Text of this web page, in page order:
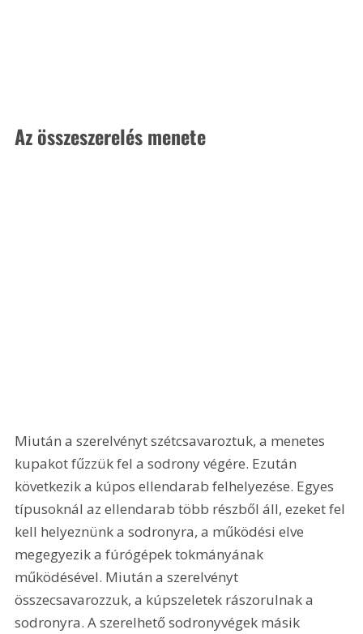
Az összeszerelés menete
Miután a szerelvényt szétcsavaroztuk, a menetes
kupakot fűzzük fel a sodrony végére. Ezután
következik a kúpos ellendarab felhelyezése. Egyes
típusoknál az ellendarab több részből áll, ezeket fel
kell helyeznünk a sodronyra, a működési elve
megegyezik a fúrógépek tokmányának
működésével. Miután a szerelvényt
összecsavarozzuk, a kúpszeletek rászorulnak a
sodronyra. A szerelhető sodronyvégek másik